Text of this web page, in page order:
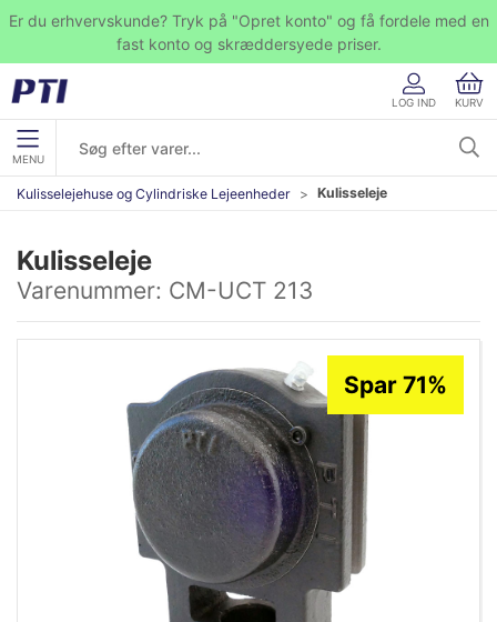
Er du erhvervskunde? Tryk på "Opret konto" og få fordele med en
fast konto og skræddersyede priser.
LOG IND KURV
MENU
Kulisselejehuse og Cylindriske Lejeenheder Kulisseleje
Kulisseleje
Varenummer: CM-UCT 213
Spar 71%